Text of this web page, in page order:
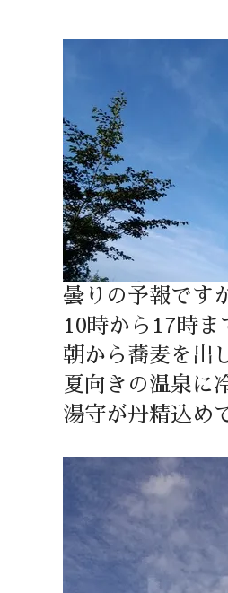
曇りの予報です
10時から17時
朝から蕎麦を出
夏向きの温泉に
湯守が丹精込め